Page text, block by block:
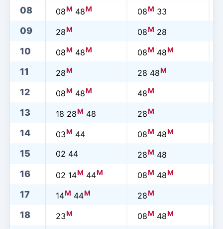
08 08M 48M 08M 33
09 28M 08M 28
10 08M 48M 08M 48M
11 28M 28 48M
12 08M 48M 48M
13 18 28M 48 28M
14 03M 44 08M 48M
15 02 44 28M 48
16 02 14M 44M 08M 48M
17 14M 44M 28M
18 23M 08M 48M